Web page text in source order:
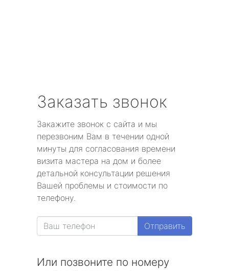
Заказать звонок
Закажите звонок с сайта и мы
перезвоним Вам в течении одной
минуты для согласования времени
визита мастера на дом и более
детальной консультации решения
Вашей проблемы и стоимости по
телефону.
Отправить
Или позвоните по номеру